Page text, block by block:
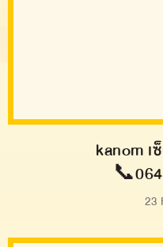
kanom
23